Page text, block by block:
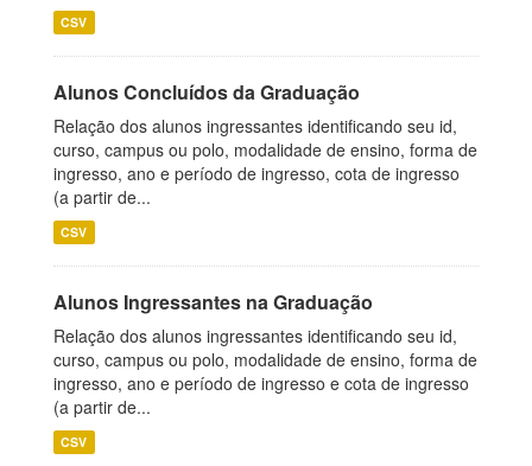
CSV
Alunos Concluídos da Graduação
Relação dos alunos ingressantes identificando seu id,
curso, campus ou polo, modalidade de ensino, forma de
ingresso, ano e período de ingresso, cota de ingresso
(a partir de...
CSV
Alunos Ingressantes na Graduação
Relação dos alunos ingressantes identificando seu id,
curso, campus ou polo, modalidade de ensino, forma de
ingresso, ano e período de ingresso e cota de ingresso
(a partir de...
CSV